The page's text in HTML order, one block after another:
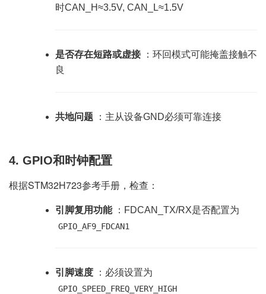
时CAN_H≈3.5V, CAN_L≈1.5V
是否存在短路或虚接：环回模式可能掩盖接触不
良
共地问题 ：主从设备GND必须可靠连接
4. GPIO和时钟配置
根据STM32H723参考手册，检查：
引脚复用功能：FDCAN_TX/RX是否配置为
GPIO_AF9_FDCAN1
引脚速度 ：必须设置为
GPIO_SPEED_FREQ_VERY_HIGH